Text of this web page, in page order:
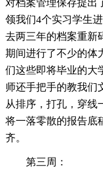
对档案管理保存提出
领我们4个实习学生
去两三年的档案重新
期间进行了不少的体
们这些即将毕业的大
师还手把手的教我们
从排序，打孔，穿线
将一落零散的报告底
齐。
第三周：